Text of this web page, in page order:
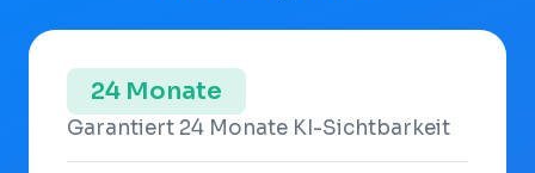
24 Monate
Garantiert 24 Monate KI-Sichtbarkeit